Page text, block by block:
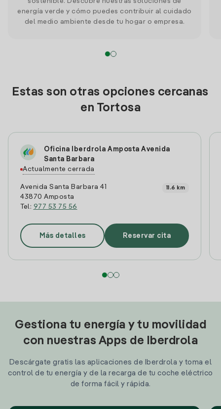
energía verde y cómo puedes contribuir al cuidado
del medio ambiente desde tu hogar o empresa.
Estas son otras opciones cercanas
en Tortosa
Oficina Iberdrola Amposta Avenida
Santa Barbara
Actualmente cerrada
Avenida Santa Barbara 41
43870 Amposta
Tel: 977 53 75 56
11.6 km
Más detalles Reservar cita
Gestiona tu energía y tu movilidad
con nuestras Apps de Iberdrola
Descárgate gratis las aplicaciones de Iberdrola y toma el
control de tu energía y de la recarga de tu coche eléctrico
de forma fácil y rápida.